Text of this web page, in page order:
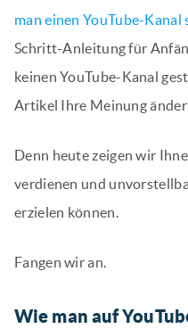
man einen YouTube-Kanal
Schritt-Anleitung für
keinen YouTube-Kanal
Artikel Ihre Meinung
Denn heute zeigen wir
verdienen und
erzielen können.
Fangen wir an.
Wie man auf